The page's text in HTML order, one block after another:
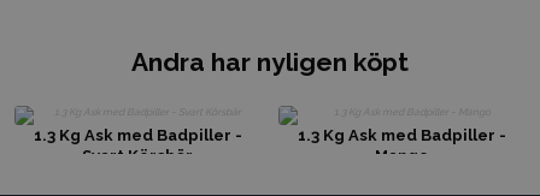
Andra har nyligen köpt
1.3 Kg Ask med Badpiller -
Svart Körsbär
1.3 Kg Ask med Badpiller -
Mango